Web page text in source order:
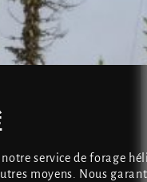
service de forage
moyens. Nous